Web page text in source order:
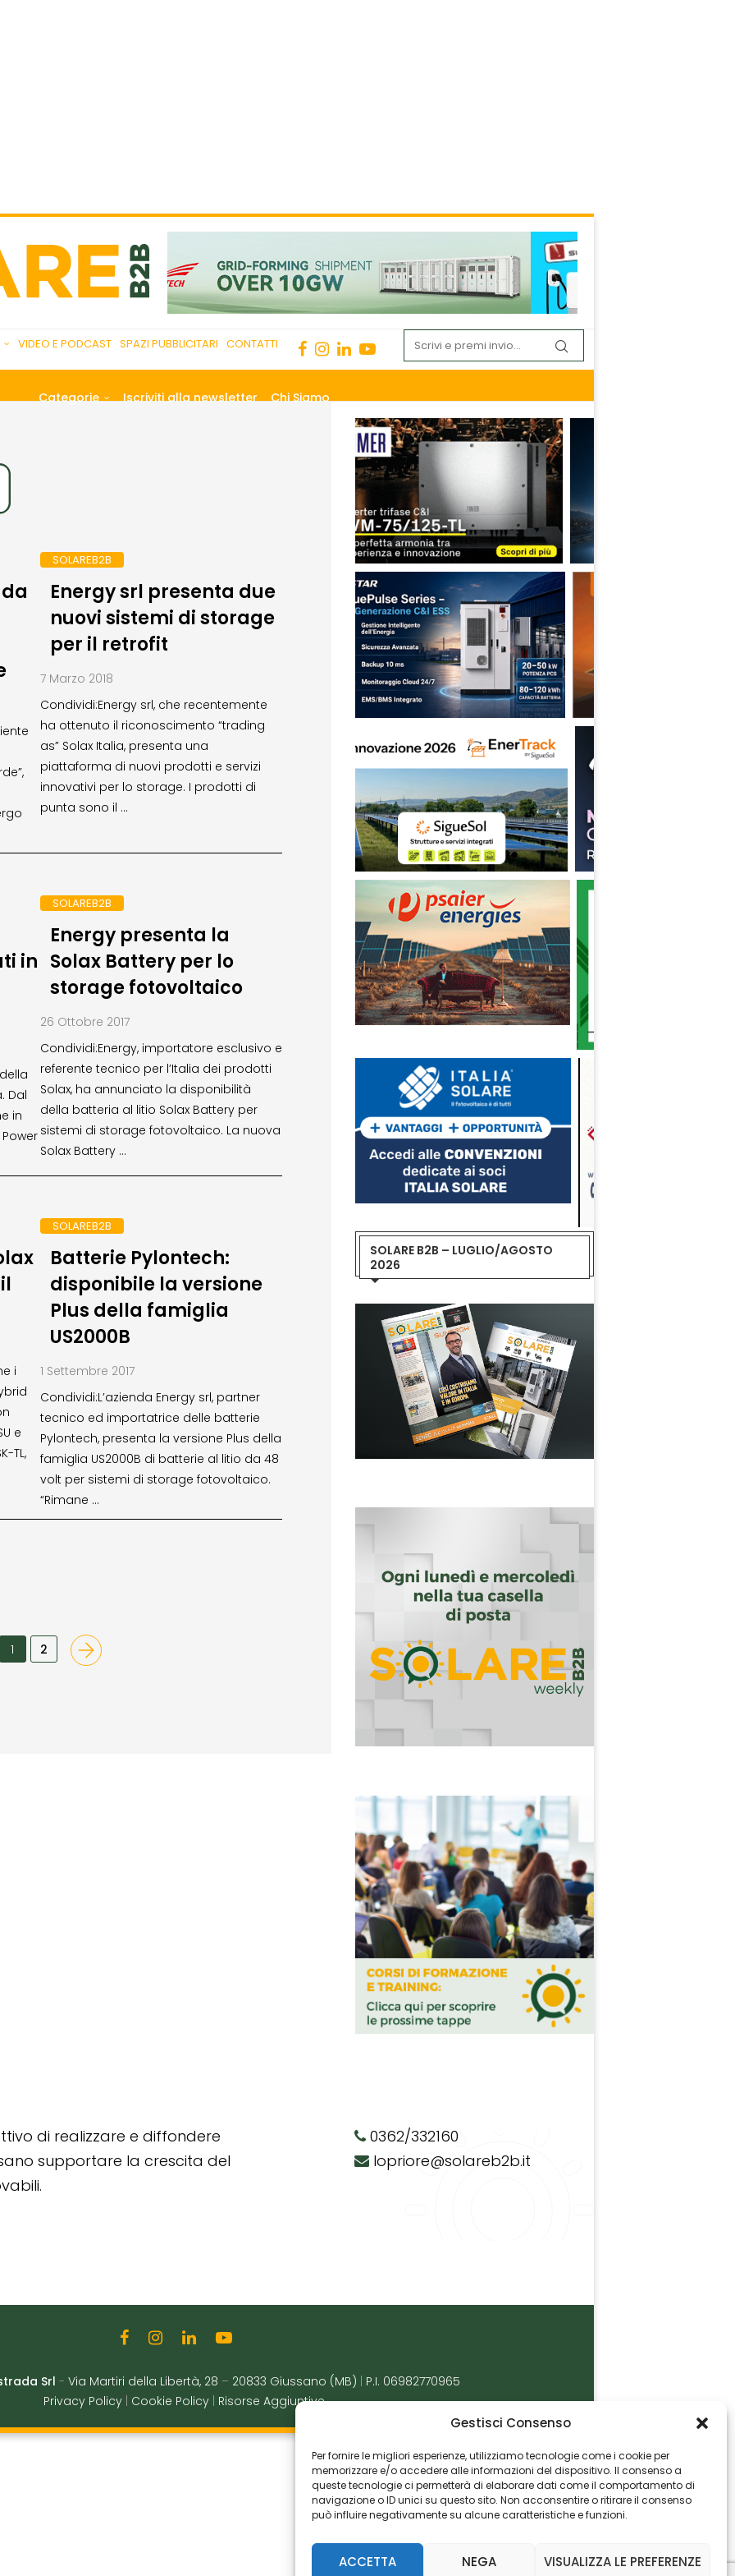
Gestisci Consenso
Per fornire le migliori esperienze, utilizziamo tecnologie come i cookie per
memorizzare e/o accedere alle informazioni del dispositivo. Il consenso a
queste tecnologie ci permetterà di elaborare dati come il comportamento di
navigazione o ID unici su questo sito. Non acconsentire o ritirare il consenso
può influire negativamente su alcune caratteristiche e funzioni.
ACCETTA NEGA VISUALIZZA LE PREFERENZE
VIDEO E PODCAST SPAZI PUBBLICITARI CONTATTI
Categorie Iscriviti alla newsletter Chi Siamo
SOLAREB2B
Energy srl presenta due
nuovi sistemi di storage
per il retrofit
7 Marzo 2018
Condividi:Energy srl, che recentemente
ha ottenuto il riconoscimento “trading
as” Solax Italia, presenta una
piattaforma di nuovi prodotti e servizi
innovativi per lo storage. I prodotti di
punta sono il …
in
Dal
in
SOLAREB2B
Energy presenta la
Solax Battery per lo
storage fotovoltaico
26 Ottobre 2017
Condividi:Energy, importatore esclusivo e
referente tecnico per l’Italia dei prodotti
Solax, ha annunciato la disponibilità
della batteria al litio Solax Battery per
sistemi di storage fotovoltaico. La nuova
Solax Battery …
i
e
TL,
SOLAREB2B
Batterie Pylontech:
disponibile la versione
Plus della famiglia
US2000B
1 Settembre 2017
Condividi:L’azienda Energy srl, partner
tecnico ed importatrice delle batterie
Pylontech, presenta la versione Plus della
famiglia US2000B di batterie al litio da 48
volt per sistemi di storage fotovoltaico.
“Rimane …
1 2
SOLARE B2B – LUGLIO/AGOSTO
2026
di realizzare e diffondere
supportare la crescita del
0362/332160
lopriore@solareb2b.it
Srl - Via Martiri della Libertà, 28 – 20833 Giussano (MB)
P.I. 06982770965
Privacy Policy
Cookie Policy Risorse Aggiuntive